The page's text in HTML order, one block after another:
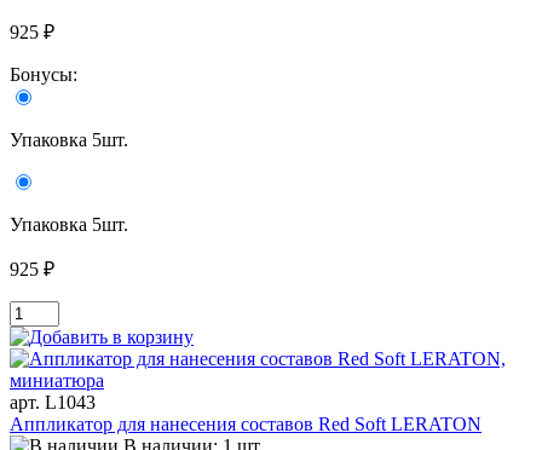
925 ₽
Бонусы:
Упаковка 5шт.
Упаковка 5шт.
925 ₽
арт. L1043
Аппликатор для нанесения составов Red Soft LERATON